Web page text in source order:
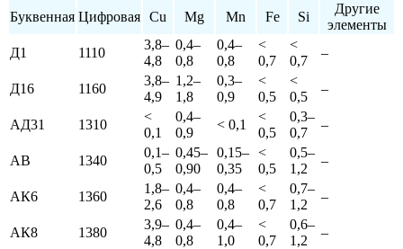
Буквенная Цифровая Cu Mg Mn Fe Si
Другие
элементы
Д1
1110
3,8–
4,8
0,4–
0,8
0,4–
0,8
<
0,7
<
0,7
–
Д16 1160
3,8–
4,9
1,2–
1,8
0,3–
0,9
<
0,5
<
0,5
–
АД31 1310
<
0,1
0,4–
0,9
< 0,1
<
0,5
0,3–
0,7
–
АВ 1340
0,1–
0,5
0,45–
0,90
0,15–
0,35
<
0,5
0,5–
1,2
–
АК6 1360
1,8–
2,6
0,4–
0,8
0,4–
0,8
<
0,7
0,7–
1,2
–
АК8 1380
3,9–
4,8
0,4–
0,8
0,4–
1,0
<
0,7
0,6–
1,2
–